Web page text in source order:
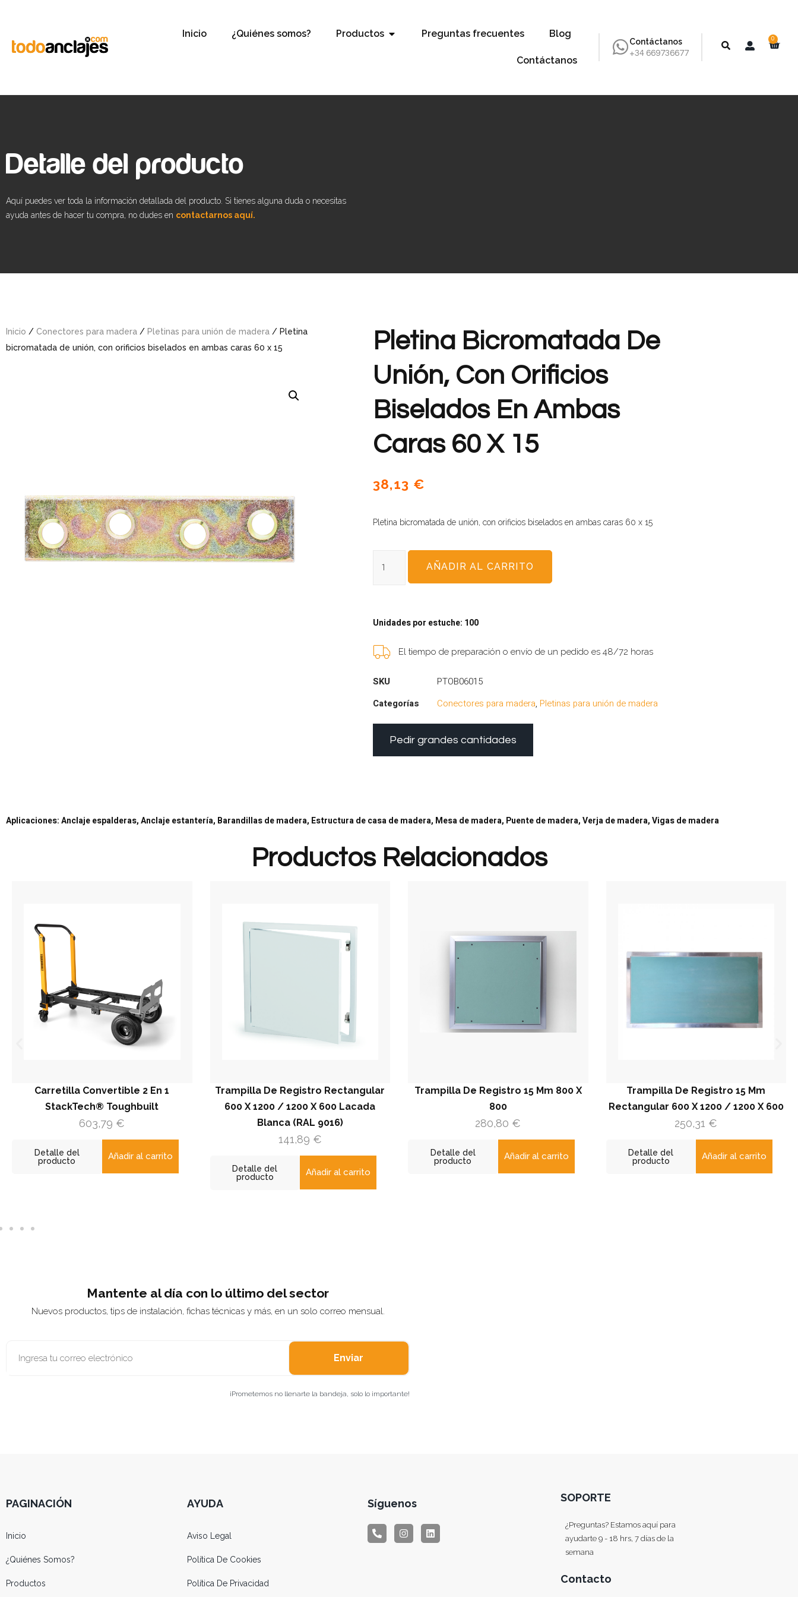
Inicio ¿Quiénes somos? Productos Preguntas frecuentes Blog
Contáctanos
Contáctanos
+34 669736677
0
Detalle del producto
Aquí puedes ver toda la información detallada del producto. Si tienes alguna duda o necesitas
ayuda antes de hacer tu compra, no dudes en contactarnos aquí.
Inicio / Conectores para madera / Pletinas para unión de madera / Pletina
bicromatada de unión, con orificios biselados en ambas caras 60 x 15
Pletina Bicromatada De
Unión, Con Orificios
Biselados En Ambas
Caras 60 X 15
38,13 €
Pletina bicromatada de unión, con orificios biselados en ambas caras 60 x 15
AÑADIR AL CARRITO
Unidades por estuche: 100
El tiempo de preparación o envío de un pedido es 48/72 horas
SKU
PTOB06015
Categorías
Conectores para madera, Pletinas para unión de madera
Pedir grandes cantidades
Aplicaciones: Anclaje espalderas, Anclaje estantería, Barandillas de madera, Estructura de casa de madera, Mesa de madera, Puente de madera, Verja de madera, Vigas de madera
Productos Relacionados
Carretilla Convertible 2 En 1
StackTech® Toughbuilt
603,79€
Detalle del
producto
Añadir al carrito
Trampilla De Registro Rectangular
600 X 1200 / 1200 X 600 Lacada
Blanca (RAL 9016)
141,89 €
Detalle del
producto
Añadir al carrito
Trampilla De Registro 15 Mm 800 X
280,80€
Detalle del
producto
Añadir al carrito
Trampilla De Registro 15 Mm
Rectangular 600 X 1200 / 1200 X 600
250,31€
Detalle del
producto
Añadir al carrito
Mantente al día con lo último del sector
Nuevos productos, tips de instalación, fichas técnicas y más, en un solo correo mensual.
Enviar
¡Prometemos no llenarte la bandeja, solo lo importante!
PAGINACIÓN
Inicio
¿Quiénes Somos?
Productos
AYUDA
Aviso Legal
Política De Cookies
Política De Privacidad
Síguenos SOPORTE
¿Preguntas? Estamos aquí para
ayudarte 9 - 18 hrs, 7 días de la
semana
Contacto